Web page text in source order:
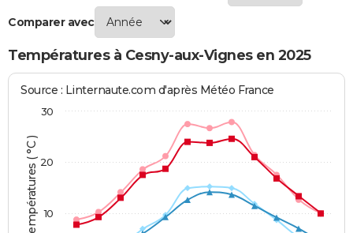
Comparer avec
Températures à Cesny-aux-Vignes en 2025
Températures ( °C )
Source : Linternaute.com d'après Météo France
10
20
30